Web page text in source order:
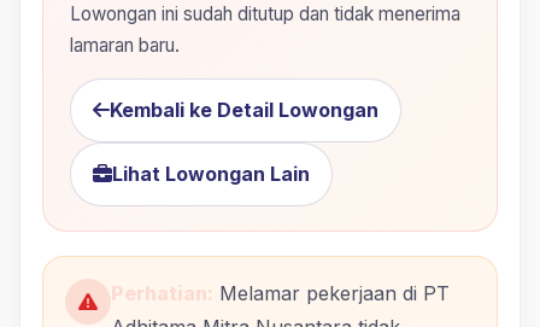
Lowongan ini sudah ditutup dan tidak menerima
lamaran baru.
Kembali ke Detail Lowongan
Lihat Lowongan Lain
Perhatian: Melamar pekerjaan di PT